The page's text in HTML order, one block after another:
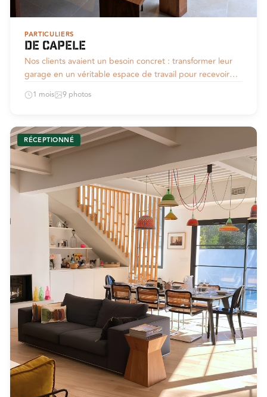
PARTICULIERS
De Capele
Nos clients avaient un besoin concret : transformer leur
garage en un véritable espace de travail pour recevoir…
1 mois 9 photos
RÉCEPTIONNÉ